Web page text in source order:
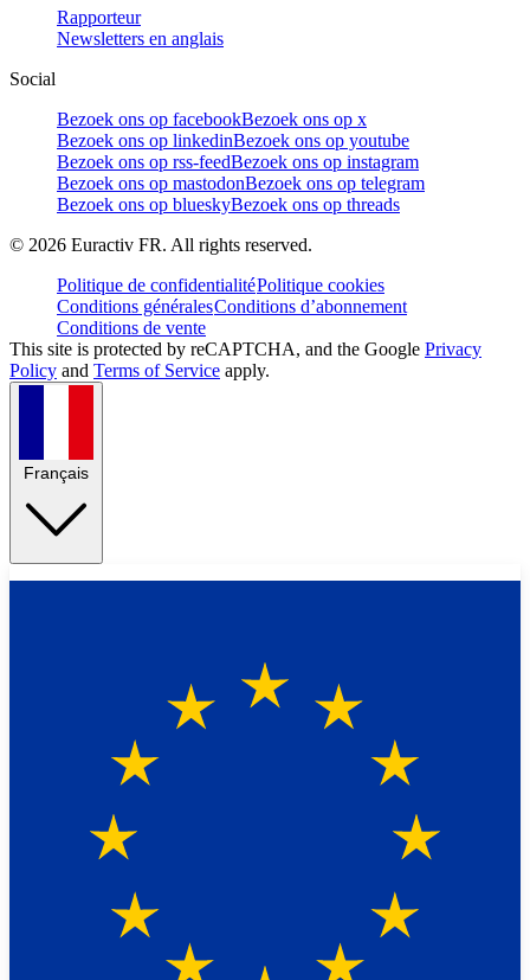
Rapporteur
Newsletters en anglais
Social
Bezoek ons op facebookBezoek ons op x
Bezoek ons op linkedinBezoek ons op youtube
Bezoek ons op rss-feedBezoek ons op instagram
Bezoek ons op mastodonBezoek ons op telegram
Bezoek ons op blueskyBezoek ons op threads
© 2026 Euractiv FR. All rights reserved.
Politique de confidentialitéPolitique cookies
Conditions généralesConditions d’abonnement
Conditions de vente
This site is protected by reCAPTCHA, and the Google Privacy
Policy and Terms of Service apply.
Français